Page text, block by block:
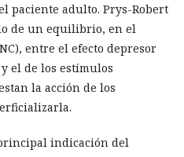
paciente adulto. Prys-Robert
de un equilibrio, en el
entre el efecto depresor
el de los estímulos
la acción de los
indicación del